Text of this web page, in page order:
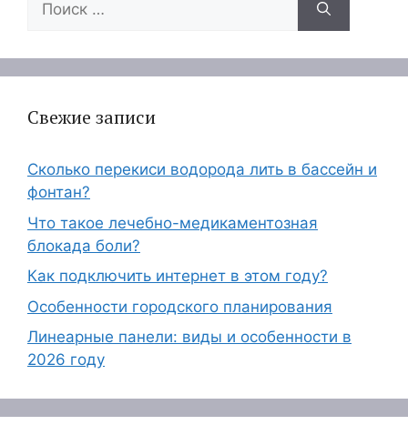
Свежие записи
Сколько перекиси водорода лить в бассейн и
фонтан?
Что такое лечебно-медикаментозная
блокада боли?
Как подключить интернет в этом году?
Особенности городского планирования
Линеарные панели: виды и особенности в
2026 году